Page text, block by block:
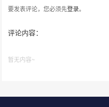
要发表评论，您必须先登录。
评论内容：
暂无内容~